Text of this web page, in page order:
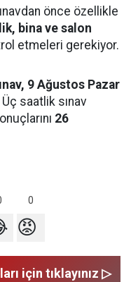
önce özellikle
bina ve salon
etmeleri gerekiyor.
9 Ağustos Pazar
Üç saatlik sınav
26
0
😡
için tıklayınız ▷